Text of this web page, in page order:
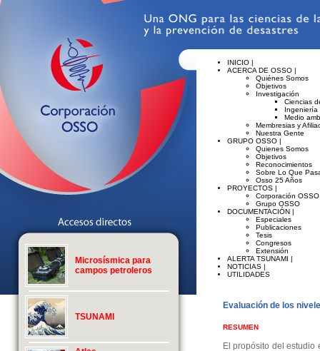
Microsísmica para
campos petroleros
TSUNAMI
INICIO |
ACERCA DE OSSO |
Quiénes Somos
Objetivos
Investigación
Ciencias
Ingeniería
Medio
Membresias y
Nuestra Gente
GRUPO OSSO |
Quienes Somos
Objetivos
Reconocimientos
Sobre Lo Que
Osso 25 Años
PROYECTOS |
Corporación OSSO
Grupo OSSO
DOCUMENTACIÓN |
Especiales
Publicaciones
Tesis
Congresos
Extensión
ALERTA TSUNAMI |
NOTICIAS |
UTILIDADES
Evaluación de los
RESUMEN
El propósito del estudio